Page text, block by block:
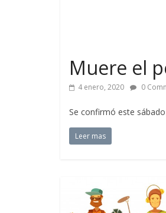
Muere el
4 enero, 2020 0
Se confirmó este
Leer mas